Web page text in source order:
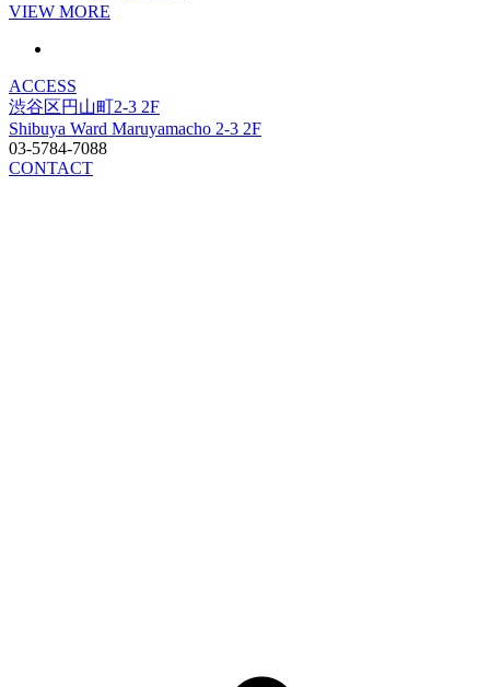
VIEW MORE
ACCESS
渋谷区円山町2-3 2F
Shibuya Ward Maruyamacho 2-3 2F
03-5784-7088
CONTACT